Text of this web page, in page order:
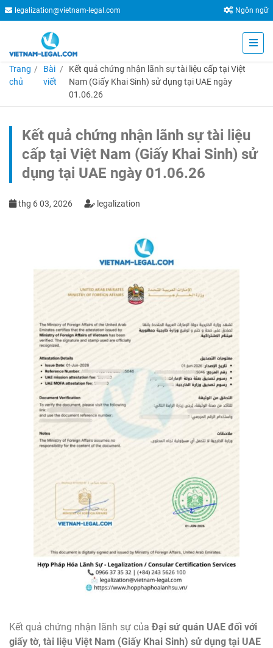
legalization@vietnam-legal.com Ngôn ngữ
Trang
chủ
Bài
viết
Kết quả chứng nhận lãnh sự tài liệu cấp tại Việt
Nam (Giấy Khai Sinh) sử dụng tại UAE ngày
01.06.26
Kết quả chứng nhận lãnh sự tài liệu
cấp tại Việt Nam (Giấy Khai Sinh) sử
dụng tại UAE ngày 01.06.26
thg 6 03, 2026 legalization
Kết quả chứng nhận lãnh sự của Đại sứ quán UAE đối với
giấy tờ, tài liệu Việt Nam (Giấy Khai Sinh) sử dụng tại UAE